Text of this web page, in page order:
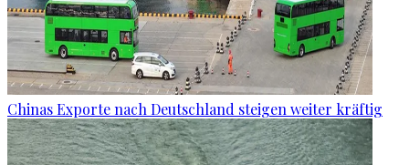
Chinas Exporte nach Deutschland steigen weiter kräftig